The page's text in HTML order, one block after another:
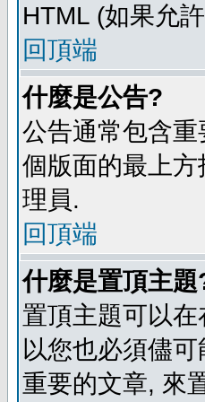
HTML (如果允
回頂端
什麼是公告?
公告通常包含
個版面的最上
理員.
回頂端
什麼是置頂主題
置頂主題可以
以您也必須儘
重要的文章, 來